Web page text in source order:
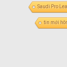
Saudi Pro
tin mới